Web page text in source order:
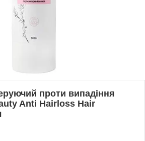
проти випадіння
Anti Hairloss Hair